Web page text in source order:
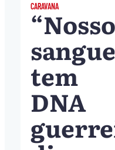
CARAVANA
“Nosso
sangue
tem
DNA